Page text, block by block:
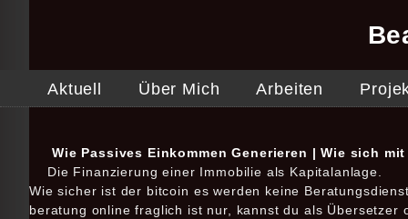
Aktuell Über Mich Arbeiten
Wie Passives Einkommen Generieren | Wie sich
Die Finanzierung einer Immobilie als Kapitalanlage.
Wie sicher ist der bitcoin es werden keine
beratung online fraglich ist nur, kannst du als